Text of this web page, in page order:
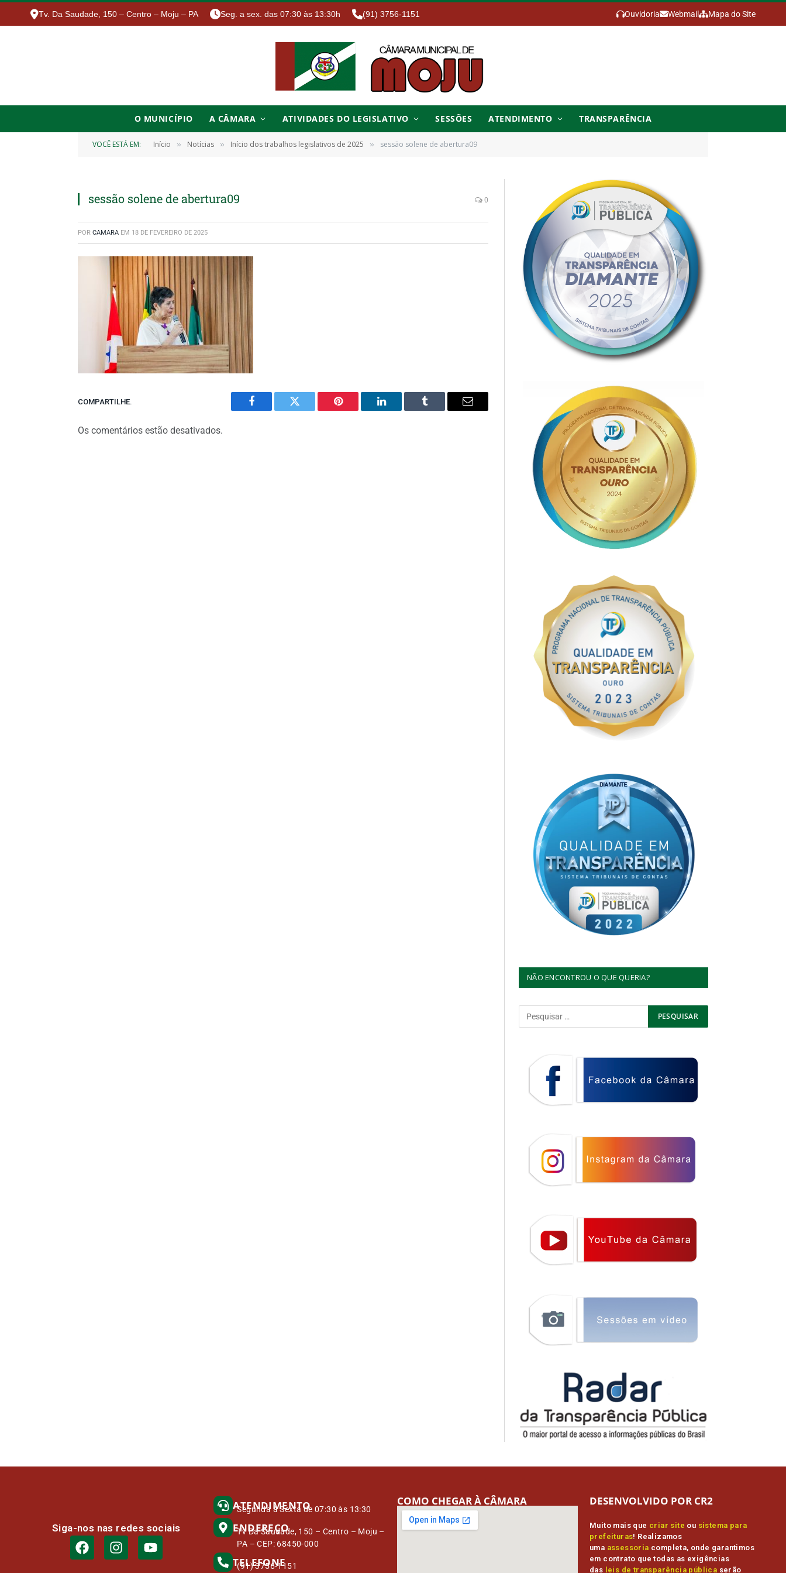
Tv. Da Saudade, 150 – Centro – Moju – PA Seg. a sex. das 07:30 às 13:30h (91) 3756-1151 Ouvidoria Webmail Mapa do Site
O MUNICÍPIO A CÂMARA ATIVIDADES DO LEGISLATIVO SESSÕES ATENDIMENTO TRANSPARÊNCIA
VOCÊ ESTÁ EM: Início » Notícias » Início dos trabalhos legislativos de 2025 » sessão solene de abertura09
sessão solene de abertura09 0
POR CAMARA EM 18 DE FEVEREIRO DE 2025
COMPARTILHE.
Facebook Twitter Pinterest
O
Tumblr
E-
Os comentários estão desativados.
NÃO ENCONTROU O QUE QUERIA?
Siga-nos nas redes sociais
ATENDIMENTO
Segunda à Sexta de 07:30 às 13:30
ENDEREÇO
Tv Da Saudade, 150 – Centro – Moju –
PA – CEP: 68450-000
TELEFONE
(91) 3756-1151
COMO CHEGAR À CÂMARA
Muito mais que criar site ou sistema para
prefeituras! Realizamos
uma assessoria completa, onde garantimos
em contrato que todas as exigências
das leis de transparência pública serão
DESENVOLVIDO POR CR2